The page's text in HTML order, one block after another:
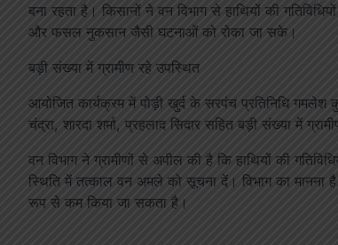
बना रहता है। किसानों ने वन विभाग से हाथियों की
और फसल नुकसान जैसी घटनाओं को रोका जा सके।
बड़ी संख्या में ग्रामीण रहे उपस्थित
आयोजित कार्यक्रम में पोड़ी खुर्द के सरपंच प्रतिनिधि गमलेश
चंद्रा, शारदा शर्मा, प्रहलाद सिदार सहित बड़ी संख्या में
वन विभाग ने ग्रामीणों से अपील की है कि हाथियों की
स्थिति में तत्काल वन अमले को सूचना दें। विभाग का मानना
रूप से कम किया जा सकता है।